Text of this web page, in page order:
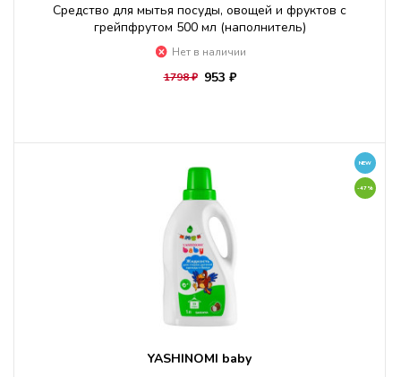
Средство для мытья посуды, овощей и фруктов c
грейпфрутом 500 мл (наполнитель)
Нет в наличии
1798 ₽ 953 ₽
NEW
-47%
YASHINOMI baby